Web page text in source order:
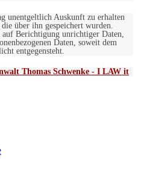
unentgeltlich Auskunft zu erhalten
über ihn gespeichert wurden.
auf Berichtigung unrichtiger Daten,
Daten, soweit dem
entgegensteht.
Thomas Schwenke - I LAW it